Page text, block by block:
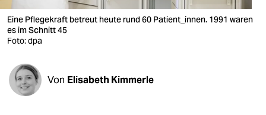
verlag
veranstaltungen
fragen & hilfe
Eine Pflegekraft betreut heute rund 60 Patient_innen. 1991 waren
es im Schnitt 45
Foto: dpa
Von Elisabeth Kimmerle